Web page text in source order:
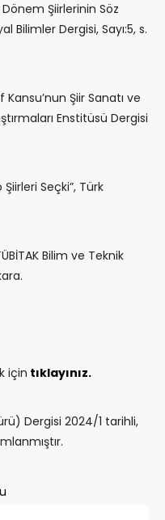
Dönem Şiirlerinin Söz
Bilimler Dergisi, Sayı:5, s.
Şiir Sanatı ve
Enstitüsü Dergisi
Seçki”, Türk
Bilim ve Teknik
için tıklayınız.
Dergisi 2024/1 tarihli,